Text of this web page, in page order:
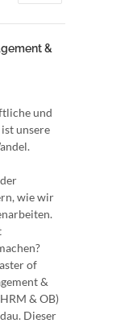
&
und
unsere
wie wir
of
&
& OB)
Dieser